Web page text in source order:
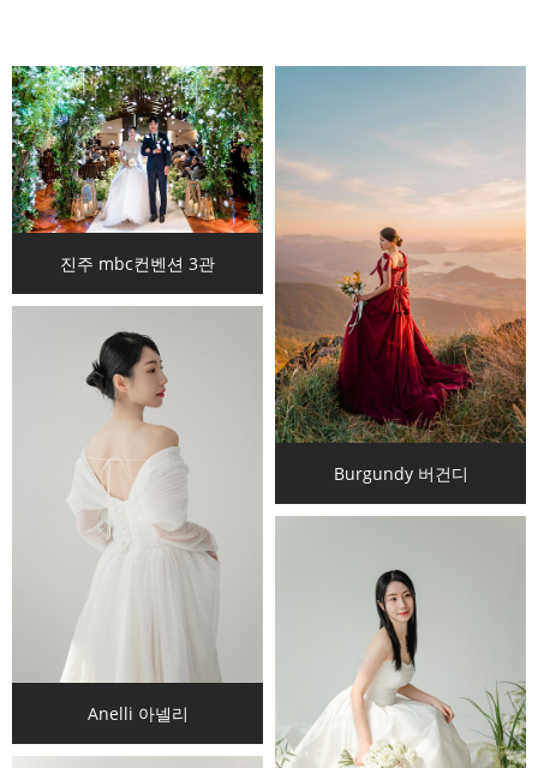
진주 mbc컨벤션 3관
Burgundy 버건디
Anelli 아넬리